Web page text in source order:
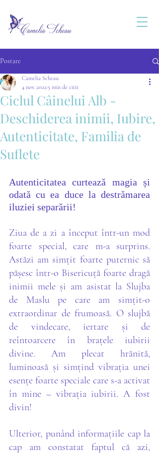
Postare
Ciclul Câinelui Alb -
Deschiderea inimii, Iubire,
Autenticitate, Familia de
Suflete
Camelia Scheau
4 nov. 20225 min de citit
Autenticitatea curtează magia și
odată cu ea duce la destrămarea
iluziei separării!
Ziua de a zi a început într-un mod
foarte special, care m-a surprins.
Astăzi am simțit foarte puternic să
pășesc într-o Bisericuță foarte dragă
inimii mele și am asistat la Slujba
de Maslu pe care am simțit-o
extraordinar de frumoasă. O slujbă
de vindecare, iertare și de
reîntoarcere în brațele iubirii
divine. Am plecat hrănită,
luminoasă și simțind vibrația unei
esențe foarte speciale care s-a activat
în mine – vibrația iubirii. A fost
divin!
Ulterior, punând informațiile cap la
cap am constatat faptul că azi,